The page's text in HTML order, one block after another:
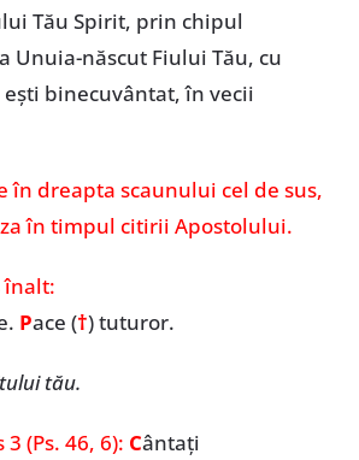
Tău Spirit, prin chipul
Unuia-născut Fiului Tău, cu
binecuvântat, în vecii
în dreapta scaunului cel de sus,
în timpul citirii Apostolului.
înalt:
Pace (†) tuturor.
tău.
3 (Ps. 46, 6): Cântați